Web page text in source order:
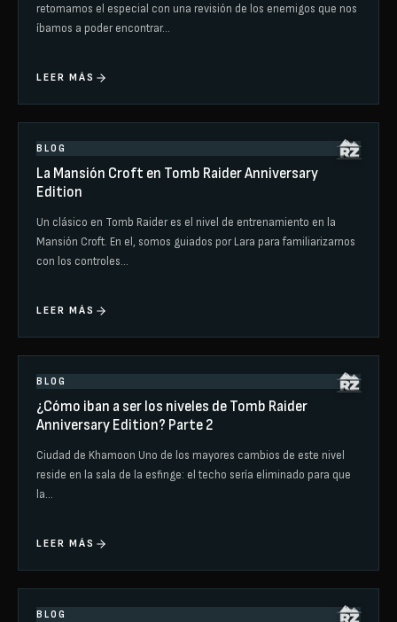
retomamos el especial con una revisión de los enemigos que nos
íbamos a poder encontrar…
LEER MÁS
BLOG
La Mansión Croft en Tomb Raider Anniversary
Edition
Un clásico en Tomb Raider es el nivel de entrenamiento en la
Mansión Croft. En el, somos guiados por Lara para familiarizarnos
con los controles…
LEER MÁS
BLOG
¿Cómo iban a ser los niveles de Tomb Raider
Anniversary Edition? Parte 2
Ciudad de Khamoon Uno de los mayores cambios de este nivel
reside en la sala de la esfinge: el techo sería eliminado para que
la…
LEER MÁS
BLOG